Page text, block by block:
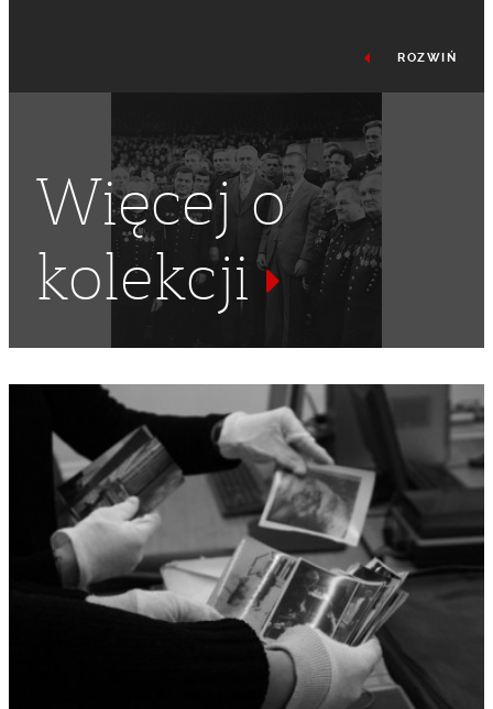
DOM LUDOWY,KUCHNIA, KUCHARKA, JEDZENIE
PRZEBIERANIE GROCHU
ODZIEŻ OCHRONNA
ROZWIŃ
Więcej o
kolekcji